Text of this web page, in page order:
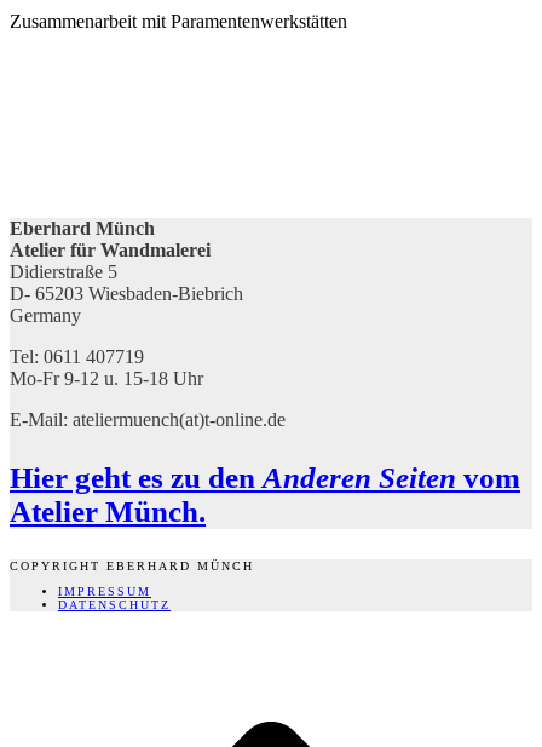
Zusammenarbeit mit Paramentenwerkstätten
Eberhard Münch
Atelier für Wandmalerei
Didierstraße 5
D- 65203 Wiesbaden-Biebrich
Germany
Tel: 0611 407719
Mo-Fr 9-12 u. 15-18 Uhr
E-Mail: ateliermuench(at)t-online.de
Hier geht es zu den Anderen Seiten vom
Atelier Münch.
COPYRIGHT EBERHARD MÜNCH
IMPRESSUM
DATENSCHUTZ